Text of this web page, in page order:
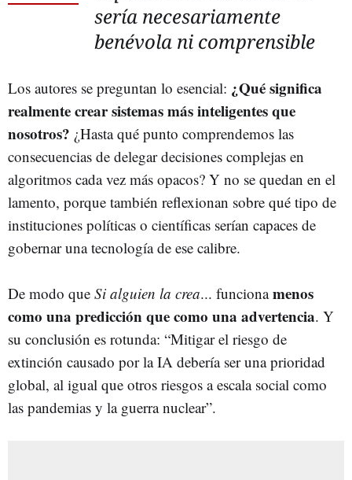
sería necesariamente
benévola ni comprensible
Los autores se preguntan lo esencial: ¿Qué significa
realmente crear sistemas más inteligentes que
nosotros? ¿Hasta qué punto comprendemos las
consecuencias de delegar decisiones complejas en
algoritmos cada vez más opacos? Y no se quedan en el
lamento, porque también reflexionan sobre qué tipo de
instituciones políticas o científicas serían capaces de
gobernar una tecnología de ese calibre.
De modo que Si alguien la crea... funcionamenos
como una predicción que como una advertencia. Y
su conclusión es rotunda: “Mitigar el riesgo de
extinción causado por la IA debería ser una prioridad
global, al igual que otros riesgos a escala social como
las pandemias y la guerra nuclear”.